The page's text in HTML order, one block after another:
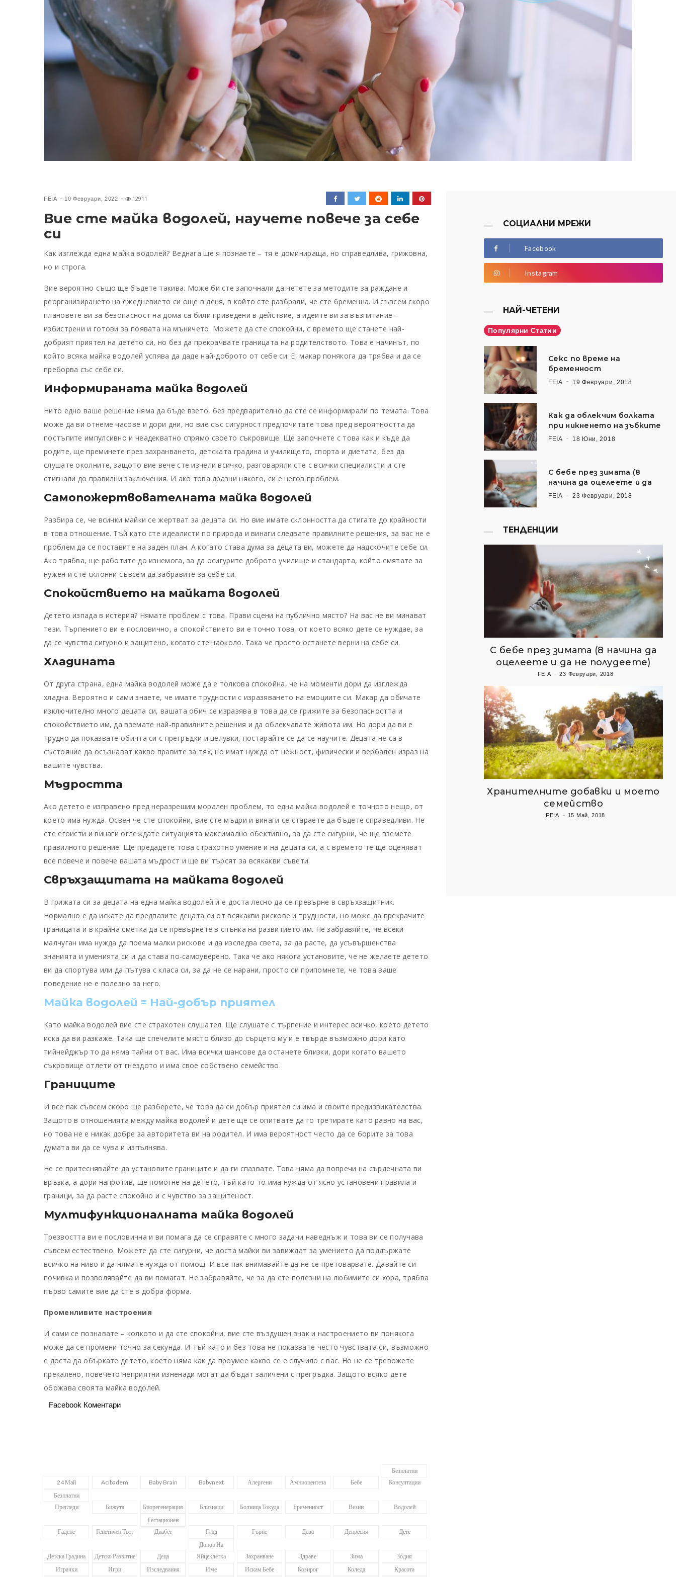
FEIA 10 Февруари, 2022 12911
Вие сте майка водолей, научете повече за себе
си
Как изглежда една майка водолей? Веднага ще я познаете – тя е доминираща, но справедлива, грижовна,
но и строга.
Вие вероятно също ще бъдете такива. Може би сте започнали да четете за методите за раждане и
реорганизирането на ежедневието си още в деня, в който сте разбрали, че сте бременна. И съвсем скоро
плановете ви за безопасност на дома са били приведени в действие, а идеите ви за възпитание –
избистрени и готови за появата на мъничето. Можете да сте спокойни, с времето ще станете най-
добрият приятел на детето си, но без да прекрачвате границата на родителството. Това е начинът, по
който всяка майка водолей успява да даде най-доброто от себе си. Е, макар понякога да трябва и да се
преборва със себе си.
Информираната майка водолей
Нито едно ваше решение няма да бъде взето, без предварително да сте се информирали по темата. Това
може да ви отнеме часове и дори дни, но вие със сигурност предпочитате това пред вероятността да
постъпите импулсивно и неадекватно спрямо своето съкровище. Ще започнете с това как и къде да
родите, ще преминете през захранването, детската градина и училището, спорта и диетата, без да
слушате околните, защото вие вече сте изчели всичко, разговаряли сте с всички специалисти и сте
стигнали до правилни заключения. И ако това дразни някого, си е негов проблем.
Самопожертвователната майка водолей
Разбира се, че всички майки се жертват за децата си. Но вие имате склонността да стигате до крайности
в това отношение. Тъй като сте идеалисти по природа и винаги следвате правилните решения, за вас не е
проблем да се поставите на заден план. А когато става дума за децата ви, можете да надскочите себе си.
Ако трябва, ще работите до изнемога, за да осигурите доброто училище и стандарта, който смятате за
нужен и сте склонни съвсем да забравите за себе си.
Спокойствието на майката водолей
Детето изпада в истерия? Нямате проблем с това. Прави сцени на публично място? На вас не ви минават
тези. Търпението ви е пословично, а спокойствието ви е точно това, от което всяко дете се нуждае, за
да се чувства сигурно и защитено, когато сте наоколо. Така че просто останете верни на себе си.
Хладината
От друга страна, една майка водолей може да е толкова спокойна, че на моменти дори да изглежда
хладна. Вероятно и сами знаете, че имате трудности с изразяването на емоциите си. Макар да обичате
изключително много децата си, вашата обич се изразява в това да се грижите за безопасността и
спокойствието им, да вземате най-правилните решения и да облекчавате живота им. Но дори да ви е
трудно да показвате обичта си с прегръдки и целувки, постарайте се да се научите. Децата не са в
състояние да осъзнават какво правите за тях, но имат нужда от нежност, физически и вербален израз на
вашите чувства.
Мъдростта
Ако детето е изправено пред неразрешим морален проблем, то една майка водолей е точното нещо, от
което има нужда. Освен че сте спокойни, вие сте мъдри и винаги се стараете да бъдете справедливи. Не
сте егоисти и винаги оглеждате ситуацията максимално обективно, за да сте сигурни, че ще вземете
правилното решение. Ще предадете това страхотно умение и на децата си, а с времето те ще оценяват
все повече и повече вашата мъдрост и ще ви търсят за всякакви съвети.
Свръхзащитата на майката водолей
В грижата си за децата на една майка водолей ѝ е доста лесно да се превърне в свръхзащитник.
Нормално е да искате да предпазите децата си от всякакви рискове и трудности, но може да прекрачите
границата и в крайна сметка да се превърнете в спънка на развитието им. Не забравяйте, че всеки
малчуган има нужда да поема малки рискове и да изследва света, за да расте, да усъвършенства
знанията и уменията си и да става по-самоуверено. Така че ако някога установите, че не желаете детето
ви да спортува или да пътува с класа си, за да не се нарани, просто си припомнете, че това ваше
поведение не е полезно за него.
Майка водолей = Най-добър приятел
Като майка водолей вие сте страхотен слушател. Ще слушате с търпение и интерес всичко, което детето
иска да ви разкаже. Така ще спечелите място близо до сърцето му и е твърде възможно дори като
тийнейджър то да няма тайни от вас. Има всички шансове да останете близки, дори когато вашето
съкровище отлети от гнездото и има свое собствено семейство.
Границите
И все пак съвсем скоро ще разберете, че това да си добър приятел си има и своите предизвикателства.
Защото в отношенията между майка водолей и дете ще се опитвате да го третирате като равно на вас,
но това не е никак добре за авторитета ви на родител. И има вероятност често да се борите за това
думата ви да се чува и изпълнява.
Не се притеснявайте да установите границите и да ги спазвате. Това няма да попречи на сърдечната ви
връзка, а дори напротив, ще помогне на детето, тъй като то има нужда от ясно установени правила и
граници, за да расте спокойно и с чувство за защитеност.
Мултифункционалната майка водолей
Трезвостта ви е пословична и ви помага да се справяте с много задачи наведнъж и това ви се получава
съвсем естествено. Можете да сте сигурни, че доста майки ви завиждат за умението да поддържате
всичко на ниво и да нямате нужда от помощ. И все пак внимавайте да не се претоварвате. Давайте си
почивка и позволявайте да ви помагат. Не забравяйте, че за да сте полезни на любимите си хора, трябва
първо самите вие да сте в добра форма.
Променливите настроения
И сами се познавате – колкото и да сте спокойни, вие сте въздушен знак и настроението ви понякога
може да се промени точно за секунда. И тъй като и без това не показвате често чувствата си, възможно
е доста да объркате детето, което няма как да проумее какво се е случило с вас. Но не се тревожете
прекалено, повечето неприятни изненади могат да бъдат заличени с прегръдка. Защото всяко дете
обожава своята майка водолей.
Facebook Коментари
24 Май Acibadem Baby Brain Babynext Алергени Амниоцентеза Бебе
Безплатни
Консултации
Безплатни
Прегледи
Бижута Биорегенерация Близнаци Болница Токуда Бременност Везни Водолей
Гадене Генетичен Тест
Гестационен
Диабет
Глад Гърне Дева Депресия Дете
Детска Градина Детско Развитие Деца
Донор На
Яйцеклетка
Захранване Здраве Зима
Зодия
Играчки
Игри Изследвания Име Искам Бебе Козирог Коледа Красота
СОЦИАЛНИ МРЕЖИ
Facebook
Instagram
НАЙ-ЧЕТЕНИ
Популярни Статии
Секс по време на
бременност
FEIA 19 Февруари, 2018
Как да облекчим болката
при никненето на зъбките
FEIA 18 Юни, 2018
С бебе през зимата (8
начина да оцелеете и да
FEIA 23 Февруари, 2018
ТЕНДЕНЦИИ
С бебе през зимата (8 начина да
оцелеете и да не полудеете)
FEIA 23 Февруари, 2018
Хранителните добавки и моето
семейство
FEIA 15 Май, 2018